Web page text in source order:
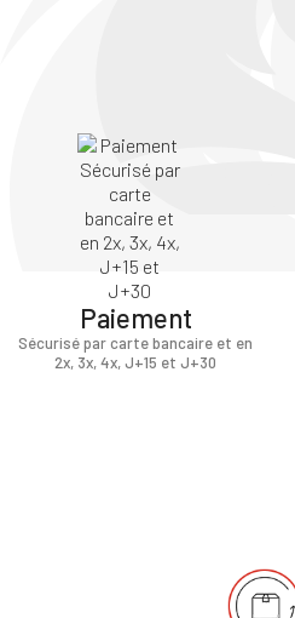
Paiement
Sécurisé par carte bancaire et en
2x, 3x, 4x, J+15 et J+30